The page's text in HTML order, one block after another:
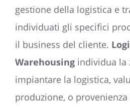
gestione della logistica e
individuati gli specifici
il business del cliente.
Warehousing individua la
impiantare la logistica,
produzione, o